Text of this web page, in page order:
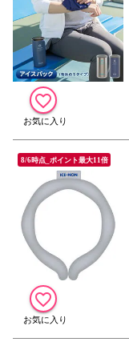
8/6時点_ポイント最大11倍